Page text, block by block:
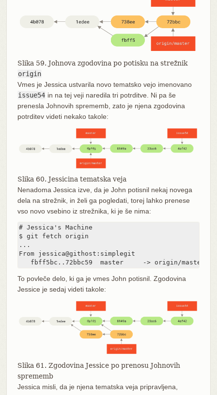
Slika 59. Johnova zgodovina po potisku na strežnik
origin
Vmes je Jessica ustvarila novo tematsko vejo imenovano
issue54 in na tej veji naredila tri potrditve. Ni pa še
prenesla Johnovih sprememb, zato je njena zgodovina
potrditev videti nekako takole:
Slika 60. Jessicina tematska veja
Nenadoma Jessica izve, da je John potisnil nekaj novega
dela na strežnik, in želi ga pogledati, torej lahko prenese
vso novo vsebino iz strežnika, ki je še nima:
# Jessica's Machine
$ git fetch origin
...
From jessica@githost:simplegit
   fbff5bc..72bbc59  master     -> origin/master
To povleče delo, ki ga je vmes John potisnil. Zgodovina
Jessice je sedaj videti takole:
Slika 61. Zgodovina Jessice po prenosu Johnovih
sprememb
Jessica misli, da je njena tematska veja pripravljena,